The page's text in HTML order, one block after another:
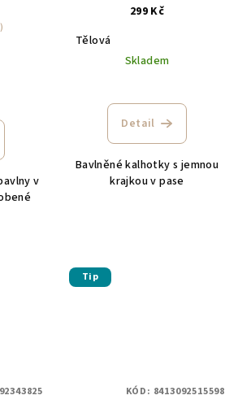
v
299 Kč
Tělová
Skladem
Detail
Bavlněné kalhotky s jemnou
krajkou v pase
Tip
KÓD: 8413092515598